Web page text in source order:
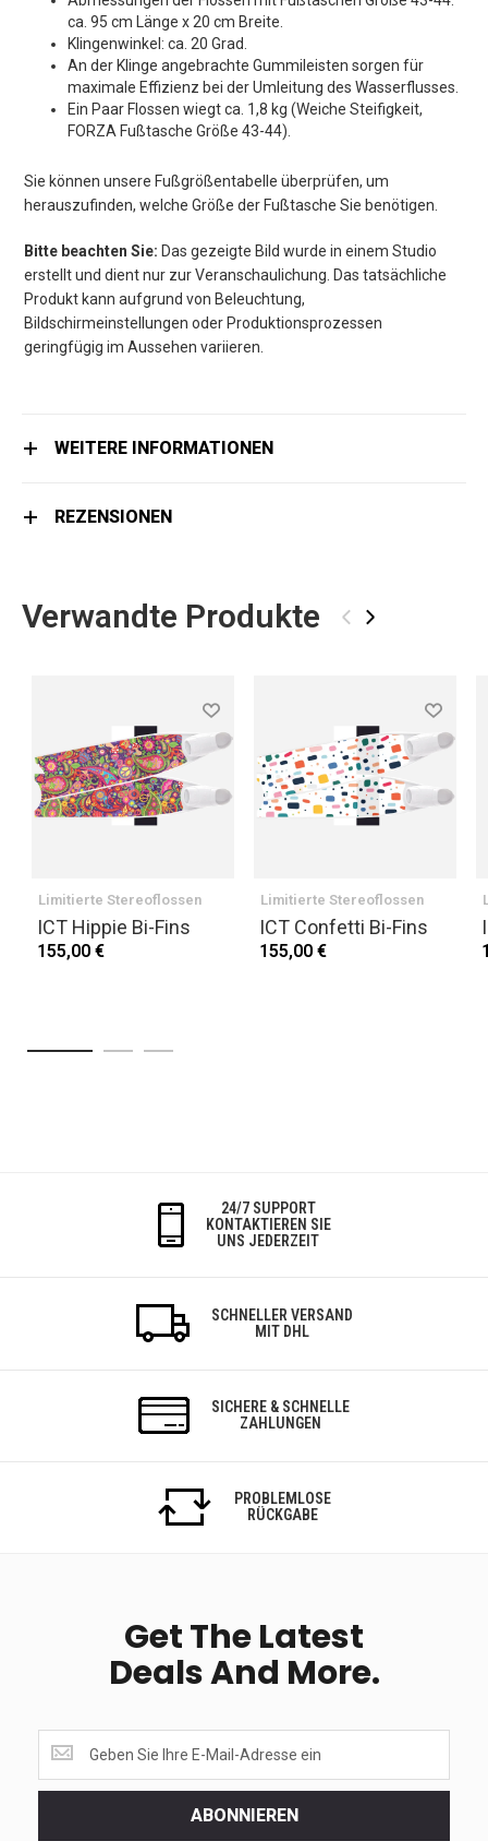
ca. 95 cm Länge x 20 cm Breite.
Klingenwinkel: ca. 20 Grad.
An der Klinge angebrachte Gummileisten sorgen für
maximale Effizienz bei der Umleitung des Wasserflusses.
Ein Paar Flossen wiegt ca. 1,8 kg (Weiche Steifigkeit,
FORZA Fußtasche Größe 43-44).
Sie können unsere Fußgrößentabelle überprüfen, um
herauszufinden, welche Größe der Fußtasche Sie benötigen.
Bitte beachten Sie: Das gezeigte Bild wurde in einem Studio
erstellt und dient nur zur Veranschaulichung. Das tatsächliche
Produkt kann aufgrund von Beleuchtung,
Bildschirmeinstellungen oder Produktionsprozessen
geringfügig im Aussehen variieren.
WEITERE INFORMATIONEN
REZENSIONEN
Verwandte Produkte ‹ ›
Limitierte Stereoflossen
ICT Hippie Bi-Fins
155,00 €
Limitierte Stereoflossen
ICT Confetti Bi-Fins
155,00 €
24/7 SUPPORT
KONTAKTIEREN SIE
UNS JEDERZEIT
SCHNELLER VERSAND
MIT DHL
SICHERE & SCHNELLE
ZAHLUNGEN
PROBLEMLOSE
RÜCKGABE
Get The Latest
Deals And More.
the
latest
ABONNIEREN